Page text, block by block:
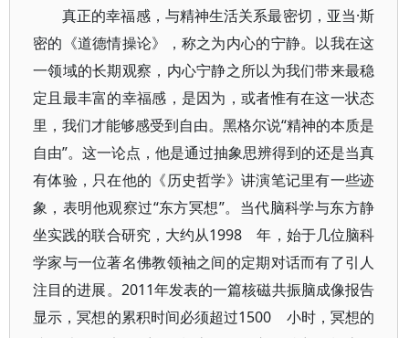
真正的幸福感，与精神生活关系最密切，亚当·斯
密的《道德情操论》，称之为内心的宁静。以我在这
一领域的长期观察，内心宁静之所以为我们带来最稳
定且最丰富的幸福感，是因为，或者惟有在这一状态
里，我们才能够感受到自由。黑格尔说“精神的本质是
自由”。这一论点，他是通过抽象思辨得到的还是当真
有体验，只在他的《历史哲学》讲演笔记里有一些迹
象，表明他观察过“东方冥想”。当代脑科学与东方静
坐实践的联合研究，大约从1998 年，始于几位脑科
学家与一位著名佛教领袖之间的定期对话而有了引人
注目的进展。2011年发表的一篇核磁共振脑成像报告
显示，冥想的累积时间必须超过1500 小时，冥想的